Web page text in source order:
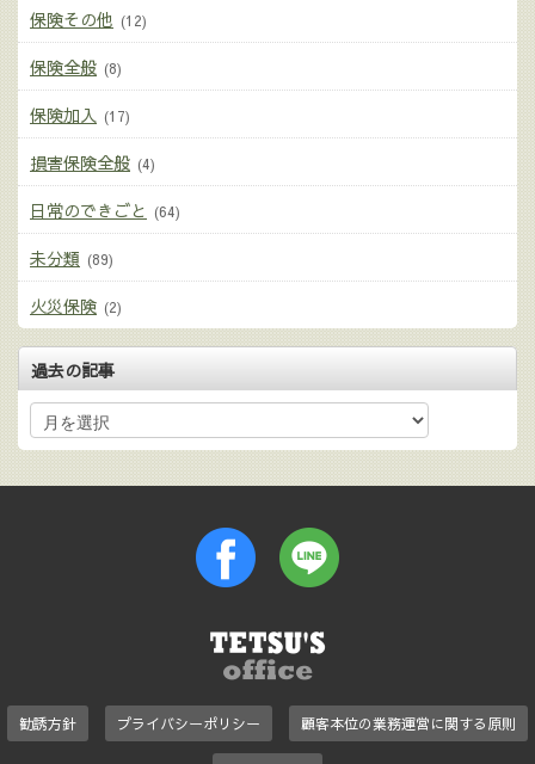
保険その他 (12)
保険全般 (8)
保険加入 (17)
損害保険全般 (4)
日常のできごと (64)
未分類 (89)
火災保険 (2)
過去の記事
勧誘方針 プライバシーポリシー 顧客本位の業務運営に関する原則